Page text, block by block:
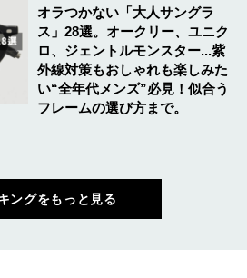
オラつかない「大人サングラ
ス」28選。オークリー、ユニク
ロ、ジェントルモンスター...紫
外線対策もおしゃれも楽しみた
い“全年代メンズ”必見！似合う
フレームの選び方まで。
ングをもっと見る